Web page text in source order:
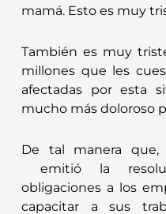
mamá. Esto es muy
También es muy
millones que les
afectadas por esta
mucho más doloroso
De tal manera que,
emitió la
obligaciones a los
capacitar a sus